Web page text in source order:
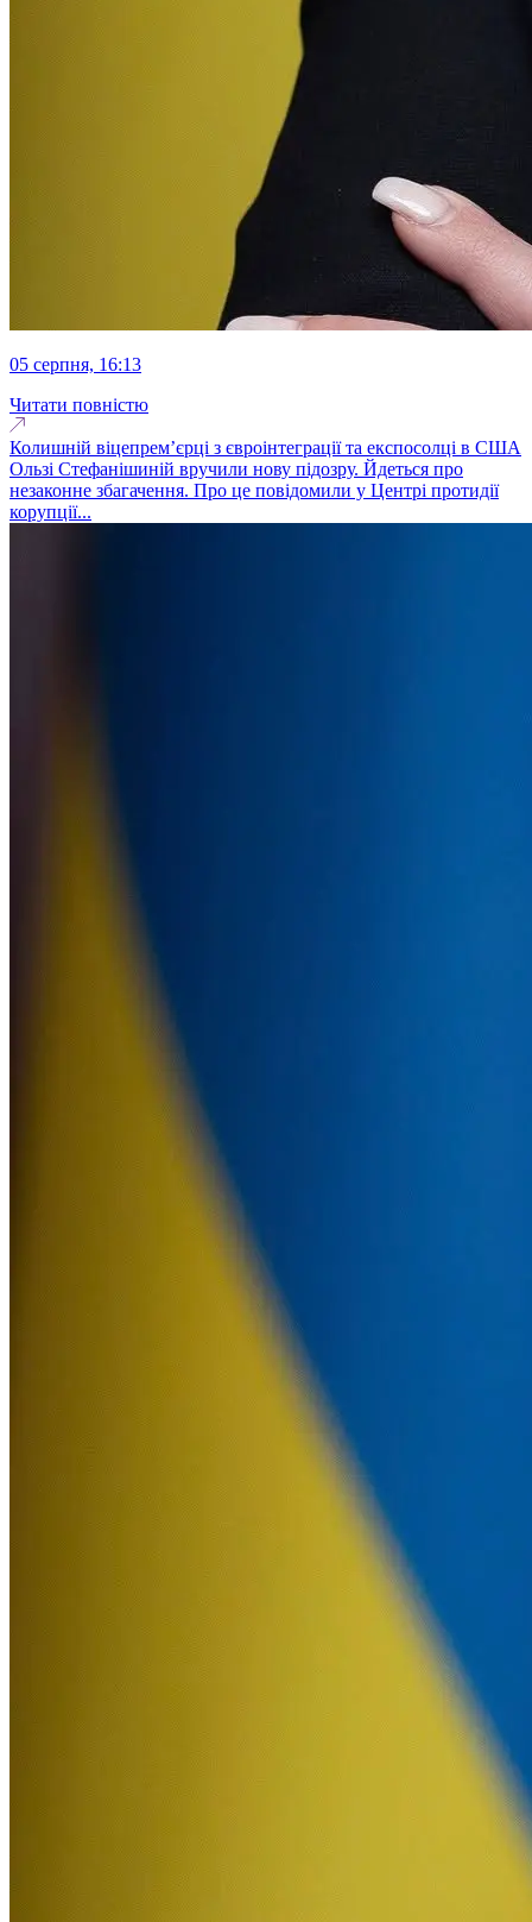
05 серпня, 16:13
Читати повністю
Колишній віцепремʼєрці з євроінтеграції та експосолці в США
Ользі Стефанішиній вручили нову підозру. Йдеться про
незаконне збагачення. Про це повідомили у Центрі протидії
корупції...